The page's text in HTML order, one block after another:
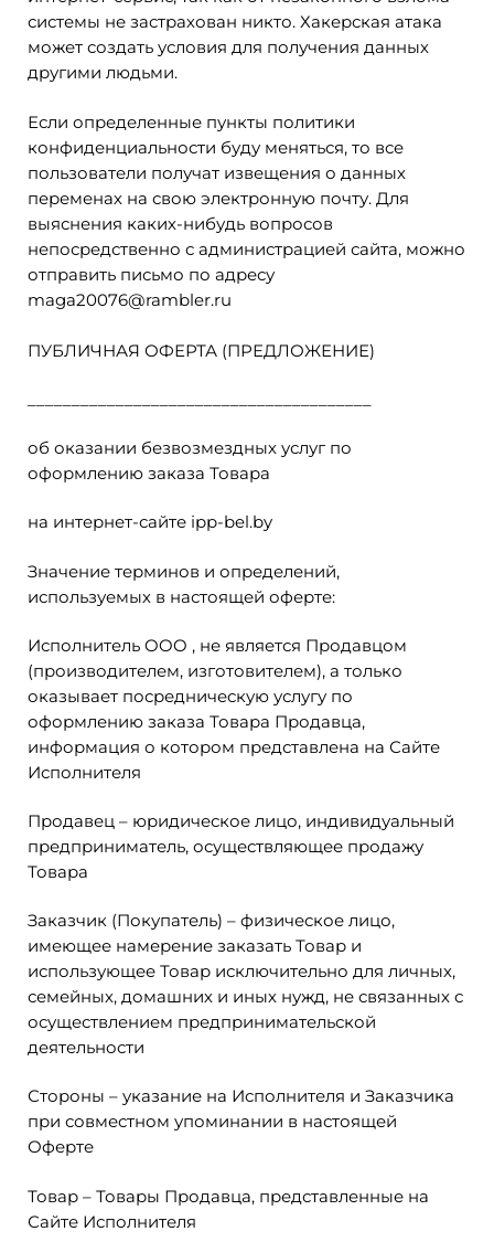
системы не застрахован никто. Хакерская атака
может создать условия для получения данных
другими людьми.
Если определенные пункты политики
конфиденциальности буду меняться, то все
пользователи получат извещения о данных
переменах на свою электронную почту. Для
выяснения каких-нибудь вопросов
непосредственно с администрацией сайта, можно
отправить письмо по адресу
maga20076@rambler.ru
ПУБЛИЧНАЯ ОФЕРТА (ПРЕДЛОЖЕНИЕ)
об оказании безвозмездных услуг по
оформлению заказа Товара
на интернет-сайте ipp-bel.by
Значение терминов и определений,
используемых в настоящей оферте:
Исполнитель OOO , не является Продавцом
(производителем, изготовителем), а только
оказывает посредническую услугу по
оформлению заказа Товара Продавца,
информация о котором представлена на Сайте
Исполнителя
Продавец – юридическое лицо, индивидуальный
предприниматель, осуществляющее продажу
Товара
Заказчик (Покупатель) – физическое лицо,
имеющее намерение заказать Товар и
использующее Товар исключительно для личных,
семейных, домашних и иных нужд, не связанных с
осуществлением предпринимательской
деятельности
Стороны – указание на Исполнителя и Заказчика
при совместном упоминании в настоящей
Оферте
Товар – Товары Продавца, представленные на
Сайте Исполнителя